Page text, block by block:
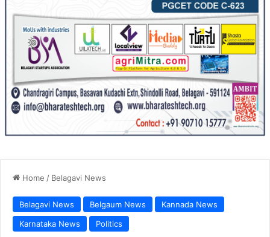
Home / Belagavi News
Belagavi News Belgaum News
Kannada News
Karnataka News
Politics